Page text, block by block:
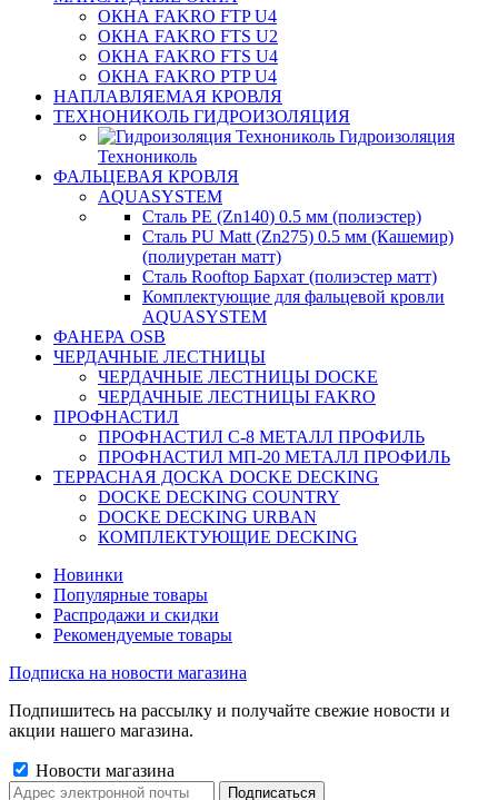
ОКНА FAKRO FTP U4
ОКНА FAKRO FTS U2
ОКНА FAKRO FTS U4
ОКНА FAKRO PTP U4
НАПЛАВЛЯЕМАЯ КРОВЛЯ
ТЕХНОНИКОЛЬ ГИДРОИЗОЛЯЦИЯ
Гидроизоляция
Технониколь
ФАЛЬЦЕВАЯ КРОВЛЯ
AQUASYSTEM
Сталь PE (Zn140) 0.5 мм (полиэстер)
Сталь PU Matt (Zn275) 0.5 мм (Кашемир)
(полиуретан матт)
Сталь Rooftop Бархат (полиэстер матт)
Комплектующие для фальцевой кровли
AQUASYSTEM
ФАНЕРА OSB
ЧЕРДАЧНЫЕ ЛЕСТНИЦЫ
ЧЕРДАЧНЫЕ ЛЕСТНИЦЫ DOCKE
ЧЕРДАЧНЫЕ ЛЕСТНИЦЫ FAKRO
ПРОФНАСТИЛ
ПРОФНАСТИЛ C-8 МЕТАЛЛ ПРОФИЛЬ
ПРОФНАСТИЛ МП-20 МЕТАЛЛ ПРОФИЛЬ
ТЕРРАСНАЯ ДОСКА DOCKE DECKING
DOCKE DECKING COUNTRY
DOCKE DECKING URBAN
КОМПЛЕКТУЮЩИЕ DECKING
Новинки
Популярные товары
Распродажи и скидки
Рекомендуемые товары
Подписка на новости магазина
Подпишитесь на рассылку и получайте свежие новости и
акции нашего магазина.
Новости магазина